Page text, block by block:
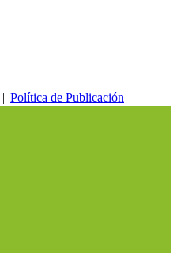
|| Política de Publicación